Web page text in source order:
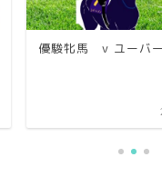
優駿牝馬 v ユーバ